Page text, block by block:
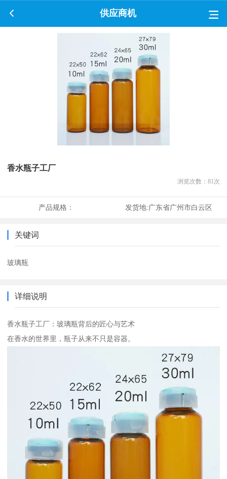
供应商机
香水瓶子工厂
浏览次数： 81 次
产品规格： 发货地:广东省广州市白云区
关键词
玻璃瓶
详细说明
香水瓶子工厂：玻璃瓶背后的匠心与艺术
在香水的世界里，瓶子从来不只是容器。